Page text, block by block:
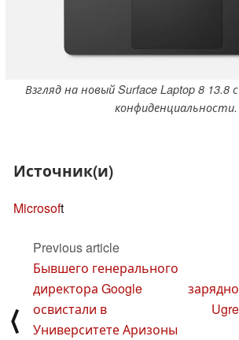
Взгляд на новый Surface Laptop 8 13.8
конфиденциальности.
Источник(и)
Microsoft
⟨
Previous article
Бывшего генерального
директора Google
освистали в
Университете Аризоны